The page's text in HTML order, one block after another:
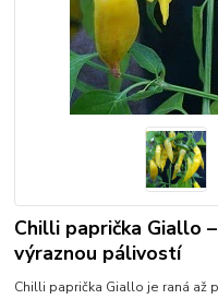
Chilli paprička Giallo
výraznou pálivostí
Chilli paprička Giallo je raná až